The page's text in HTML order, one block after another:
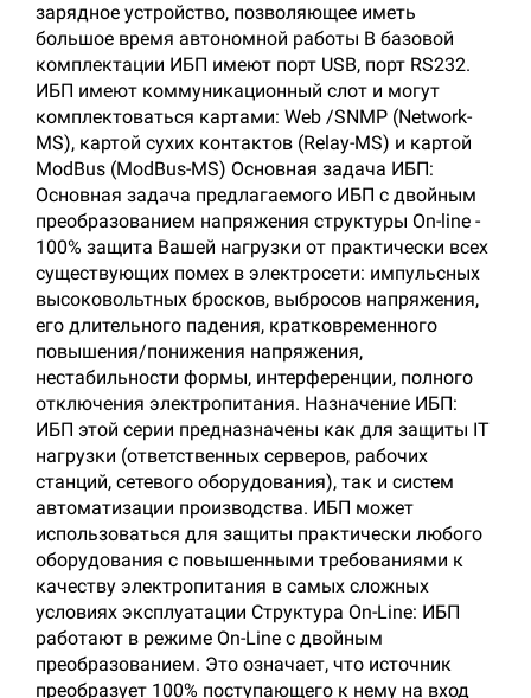
зарядное устройство, позволяющее иметь
большое время автономной работы В базовой
комплектации ИБП имеют порт USB, порт RS232.
ИБП имеют коммуникационный слот и могут
комплектоваться картами: Web /SNMP (Network-
MS), картой сухих контактов (Relay-MS) и картой
ModBus (ModBus-MS) Основная задача ИБП:
Основная задача предлагаемого ИБП с двойным
преобразованием напряжения структуры On-line -
100% защита Вашей нагрузки от практически всех
существующих помех в электросети: импульсных
высоковольтных бросков, выбросов напряжения,
его длительного падения, кратковременного
повышения/понижения напряжения,
нестабильности формы, интерференции, полного
отключения электропитания. Назначение ИБП:
ИБП этой серии предназначены как для защиты IT
нагрузки (ответственных серверов, рабочих
станций, сетевого оборудования), так и систем
автоматизации производства. ИБП может
использоваться для защиты практически любого
оборудования с повышенными требованиями к
качеству электропитания в самых сложных
условиях эксплуатации Структура On-Line: ИБП
работают в режиме On-Line с двойным
преобразованием. Это означает, что источник
преобразует 100% поступающего к нему на вход